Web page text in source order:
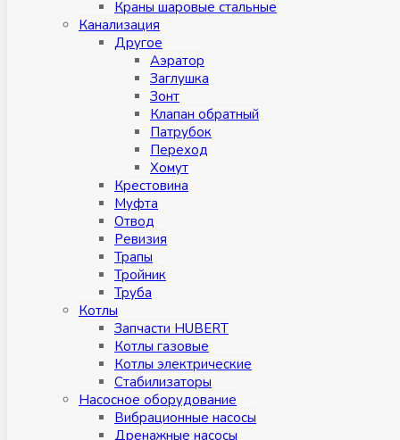
Краны шаровые стальные
Канализация
Другое
Аэратор
Заглушкa
Зонт
Клапан обратный
Патрубок
Переход
Хомут
Крестовина
Муфтa
Отвод
Ревизия
Трапы
Тройник
Труба
Котлы
Запчасти HUBERT
Котлы газовые
Котлы электрические
Стабилизаторы
Насосное оборудование
Вибрационные насосы
Дренажные насосы